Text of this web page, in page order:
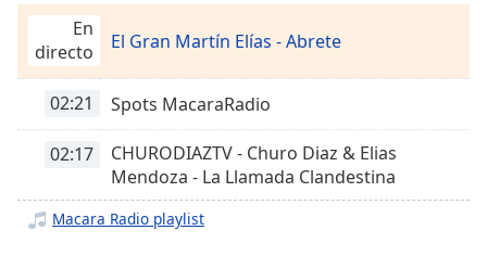
Playback
Rate
Chapters
Chapters
Descriptions
En
directo
El Gran Martín Elías - Abrete
02:21 Spots MacaraRadio
02:17
CHURODIAZTV - Churo Diaz & Elias
Mendoza - La Llamada Clandestina
Macara Radio playlist